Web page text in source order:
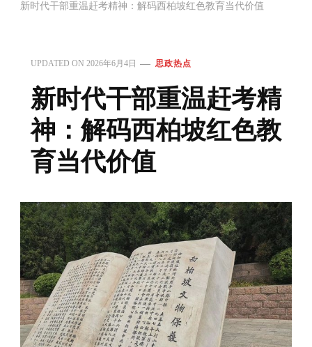
新时代干部重温赶考精神：解码西柏坡红色教育当代价值
UPDATED ON 2026年6月4日 思政热点
新时代干部重温赶考精
神：解码西柏坡红色教
育当代价值